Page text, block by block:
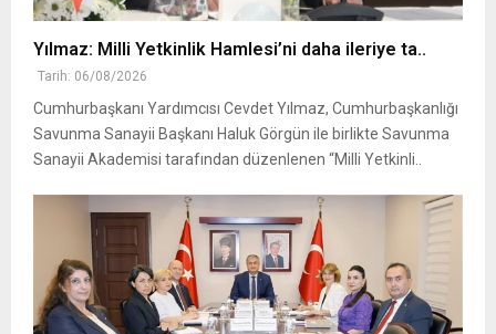
Yılmaz: Milli Yetkinlik Hamlesi’ni daha ileriye ta..
Tarih: 06/08/2026
Cumhurbaşkanı Yardımcısı Cevdet Yılmaz, Cumhurbaşkanlığı
Savunma Sanayii Başkanı Haluk Görgün ile birlikte Savunma
Sanayii Akademisi tarafından düzenlenen “Milli Yetkinli..